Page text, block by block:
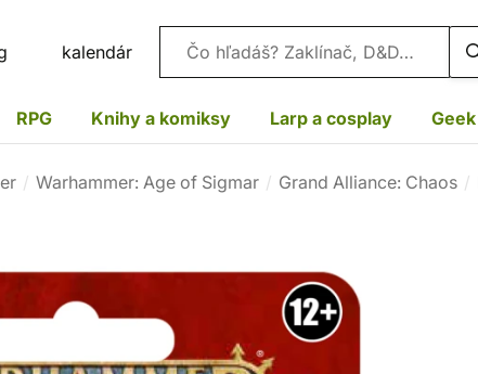
kalendár Vyhľadávanie
RPG Knihy a komiksy Larp a cosplay
Warhammer: Age of Sigmar Grand Alliance: Chaos